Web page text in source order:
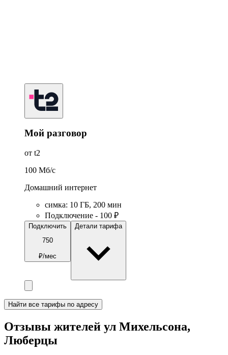
Мой разговор
от t2
100 Мб/c
Домашний интернет
симка: 10 ГБ, 200 мин
Подключение - 100 ₽
Подключить
750
₽/мес
Детали тарифа
Найти все тарифы по адресу
Отзывы жителей ул Михельсона,
Люберцы